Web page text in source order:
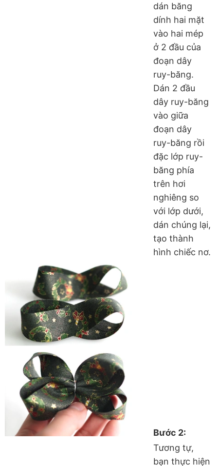
dán băng
dính hai mặt
vào hai mép
ở 2 đầu của
đoạn dây
ruy-băng.
Dán 2 đầu
dây ruy-băng
vào giữa
đoạn dây
ruy-băng rồi
đặc lớp ruy-
băng phía
trên hơi
nghiêng so
với lớp dưới,
dán chúng lại,
tạo thành
hình chiếc nơ.
Bước 2:
Tương tự,
bạn thực hiện